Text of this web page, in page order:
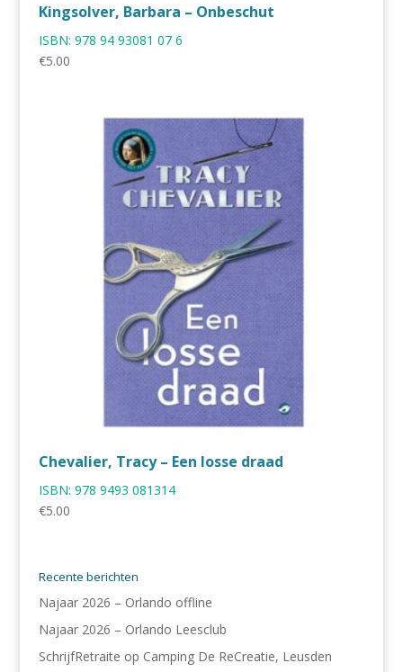
Kingsolver, Barbara – Onbeschut
ISBN: 978 94 93081 07 6
€5.00
Chevalier, Tracy – Een losse draad
ISBN: 978 9493 081314
€5.00
Recente berichten
Najaar 2026 – Orlando offline
Najaar 2026 – Orlando Leesclub
SchrijfRetraite op Camping De ReCreatie, Leusden